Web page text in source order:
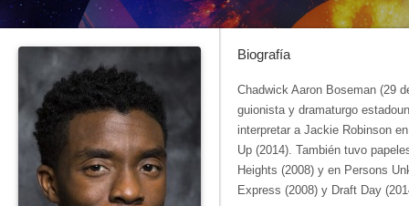
Biografía
Chadwick Aaron Boseman (29
guionista y dramaturgo
interpretar a Jackie Robinson
Up (2014). También tuvo
Heights (2008) y en Persons
Express (2008) y Draft Day